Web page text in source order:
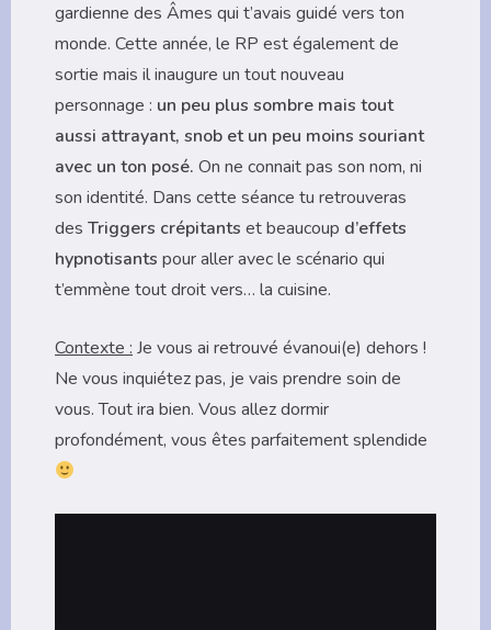
gardienne des Âmes qui t’avais guidé vers ton
monde. Cette année, le RP est également de
sortie mais il inaugure un tout nouveau
personnage : un peu plus sombre mais tout
aussi attrayant, snob et un peu moins souriant
avec un ton posé. On ne connait pas son nom, ni
son identité. Dans cette séance tu retrouveras
des Triggers crépitants et beaucoup d’effets
hypnotisants pour aller avec le scénario qui
t’emmène tout droit vers… la cuisine.
Contexte : Je vous ai retrouvé évanoui(e) dehors !
Ne vous inquiétez pas, je vais prendre soin de
vous. Tout ira bien. Vous allez dormir
profondément, vous êtes parfaitement splendide